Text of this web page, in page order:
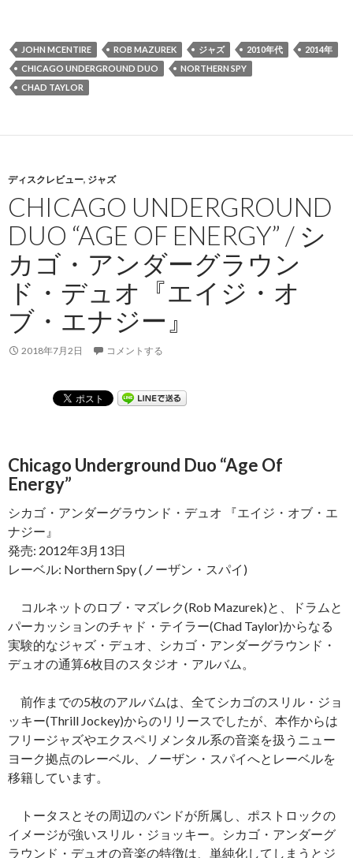
JOHN MCENTIRE ROB MAZUREK ジャズ 2010年代
2014年
CHICAGO UNDERGROUND DUO
NORTHERN SPY
CHAD TAYLOR
ディスクレビュー, ジャズ
CHICAGO UNDERGROUND
DUO “AGE OF ENERGY” / シ
カゴ・アンダーグラウン
ド・デュオ『エイジ・オ
ブ・エナジー』
2018年7月2日 コメントする
Chicago Underground Duo “Age Of
Energy”
シカゴ・アンダーグラウンド・デュオ 『エイジ・オブ・エ
ナジー』
発売: 2012年3月13日
レーベル: Northern Spy (ノーザン・スパイ)
コルネットのロブ・マズレク(Rob Mazurek)と、ドラムと
パーカッションのチャド・テイラー(Chad Taylor)からなる
実験的なジャズ・デュオ、シカゴ・アンダーグラウンド・
デュオの通算6枚目のスタジオ・アルバム。
前作までの5枚のアルバムは、全てシカゴのスリル・ジョ
ッキー(Thrill Jockey)からのリリースでしたが、本作からは
フリージャズやエクスペリメンタル系の音楽を扱うニュー
ヨーク拠点のレーベル、ノーザン・スパイへとレーベルを
移籍しています。
トータスとその周辺のバンドが所属し、ポストロックの
イメージが強いスリル・ジョッキー。シカゴ・アンダーグ
ラウンド・デュオの音楽の特徴は、単純化してしまうとジ